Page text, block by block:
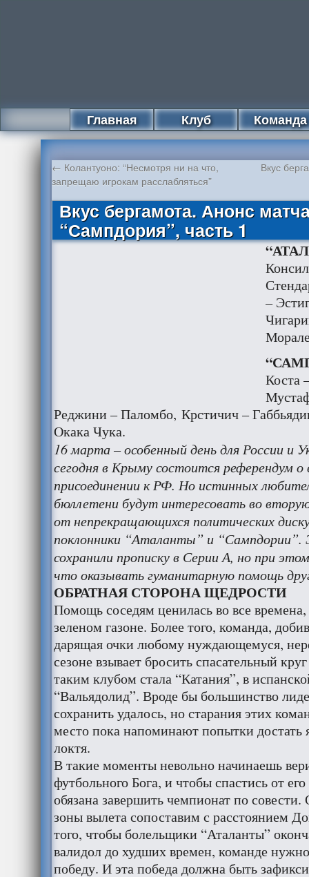
Главная Клуб Команда
← Колантуоно: “Несмотря ни на что,
запрещаю игрокам расслабляться”
Вкус
Вкус бергамота. Анонс
“Сампдория”, часть 1
–
Коста
Реджини – Паломбо, Крстичич –
Окака Чука.
16 марта – особенный день для России и
сегодня в Крыму состоится референдум
присоединении к РФ. Но истинных
бюллетени будут интересовать во
от непрекращающихся политических
поклонники “Аталанты” и
сохранили прописку в Серии А, но при
что оказывать гуманитарную помощь
ОБРАТНАЯ СТОРОНА ЩЕДРОСТИ
Помощь соседям ценилась во все
зеленом газоне. Более того, команда,
дарящая очки любому нуждающемуся,
сезоне взывает бросить спасательный
таким клубом стала “Катания”, в
“Вальядолид”. Вроде бы большинство
сохранить удалось, но старания этих
место пока напоминают попытки достать
локтя.
В такие моменты невольно начинаешь
футбольного Бога, и чтобы спастись от
обязана завершить чемпионат по совести.
зоны вылета сопоставим с расстоянием
того, чтобы болельщики “Аталанты”
валидол до худших времен, команде
победу. И эта победа должна быть